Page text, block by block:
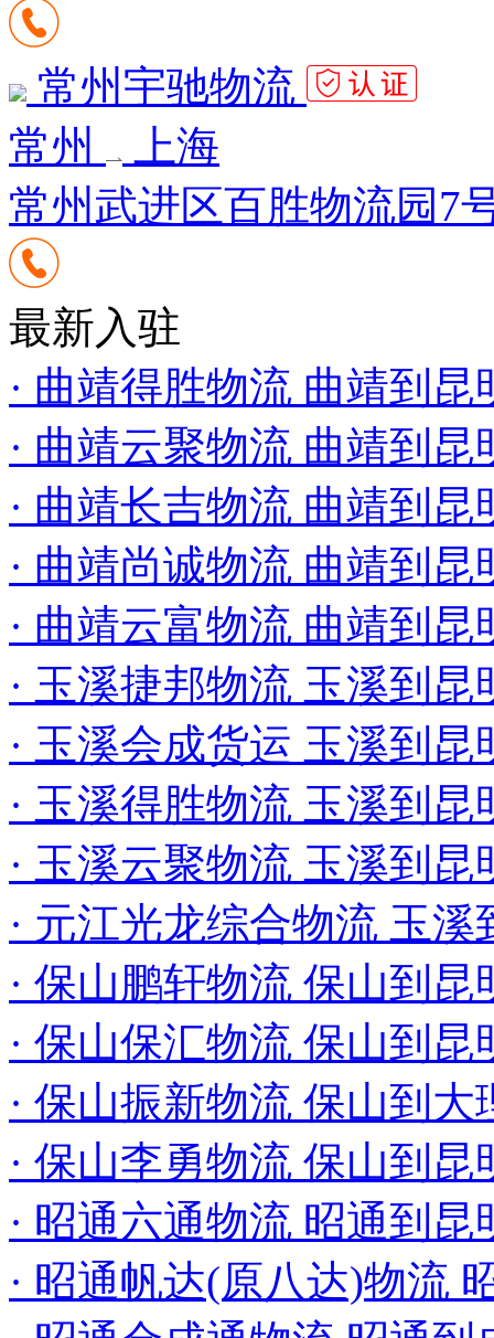
常州宇驰物流
常州
上海
常州武进区百胜物流园7
最新入驻
· 曲靖得胜物流 曲靖到昆
· 曲靖云聚物流 曲靖到昆
· 曲靖长吉物流 曲靖到昆
· 曲靖尚诚物流 曲靖到昆
· 曲靖云富物流 曲靖到昆
· 玉溪捷邦物流 玉溪到昆
· 玉溪会成货运 玉溪到昆
· 玉溪得胜物流 玉溪到昆
· 玉溪云聚物流 玉溪到昆
· 元江光龙综合物流 玉
· 保山鹏轩物流 保山到昆
· 保山保汇物流 保山到昆
· 保山振新物流 保山到大
· 保山李勇物流 保山到昆
· 昭通六通物流 昭通到昆
· 昭通帆达(原八达)物流